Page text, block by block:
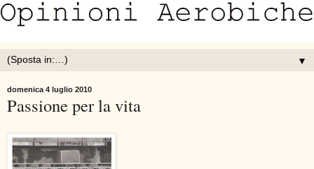
▼
domenica 4 luglio 2010
Passione per la vita